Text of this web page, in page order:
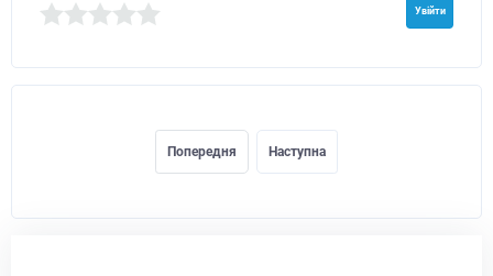
Увійти
Попередня Наступна